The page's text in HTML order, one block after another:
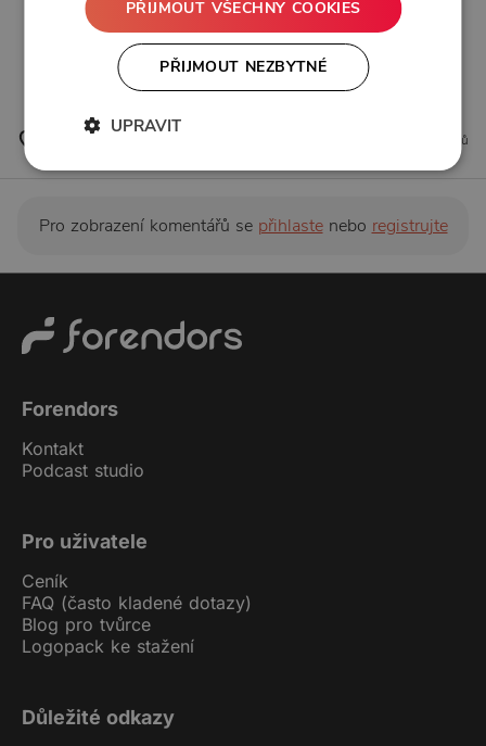
0 komentářů
Pro zobrazení komentářů se přihlastenebo registrujte
Forendors
Kontakt
Podcast studio
Pro uživatele
Ceník
FAQ (často kladené dotazy)
Blog pro tvůrce
Logopack ke stažení
Důležité odkazy
PŘIJMOUT VŠECHNY COOKIES
PŘIJMOUT NEZBYTNÉ
UPRAVIT